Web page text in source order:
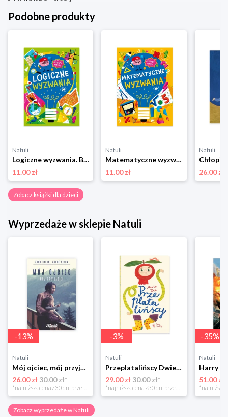
Podobne produkty
Natuli
Logiczne wyzwania. Bystry umysł Ibis
11.00 zł
Natuli
Matematyczne wyzwania. Bystry umysł Ibis
11.00 zł
Natuli
26.00 zł
Zobacz książki dla dzieci
Wyprzedaże w sklepie Natuli
-13%
Natuli
Mój ojciec, mój przyjaciel Element
26.00 zł30.00 zł*
-3%
Natuli
Przeplatalińscy Dwie siostry
29.00 zł 30.00 zł*
-35%
Natuli
51.00 zł
Zobacz wyprzedaże w Natuli